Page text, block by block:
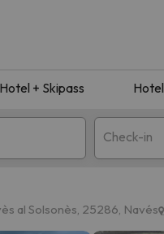
Hotel + Skipass Hotel
Check-in
montagna
al Solsonès, 25286, Navés